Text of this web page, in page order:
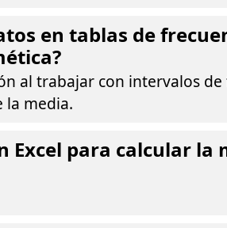
en tablas de
al trabajar con intervalos de
la media.
Excel para calcular la